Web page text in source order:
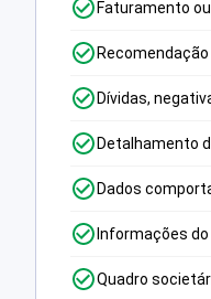
Faturamento
Dívidas,
Detalhamento
Dados
Informações do
Quadro